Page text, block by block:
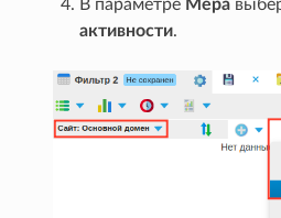
В параметре Мера
активности.